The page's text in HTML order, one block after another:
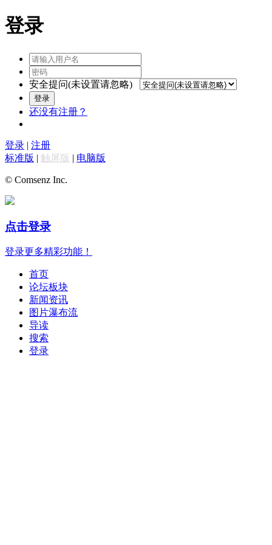
登录
安全提问(未设置请忽略)
登录
还没有注册？
登录 | 注册
标准版 | 触屏版 | 电脑版
© Comsenz Inc.
点击登录
登录更多精彩功能！
首页
论坛板块
新闻资讯
图片瀑布流
导读
搜索
登录